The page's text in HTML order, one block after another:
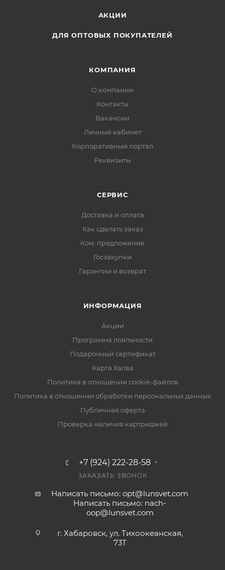
АКЦИИ
ДЛЯ ОПТОВЫХ ПОКУПАТЕЛЕЙ
КОМПАНИЯ
О компании
Контакты
Вакансии
Личный кабинет
Корпоративный портал
Реквизиты
СЕРВИС
Доставка и оплата
Как сделать заказ
Ком. предложение
Госзакупки
Гарантии и возврат
ИНФОРМАЦИЯ
Акции
Программа лояльности
Подарочный сертификат
Карта Халва
Политика в отношении cookie-файлов
Политика в отношении обработки персональных данных
Публичная оферта
Проверка наличия картриджей
+7 (924) 222-28-58
ЗАКАЗАТЬ ЗВОНОК
Написать письмо: opt@lunsvet.com
Написать письмо: nach-
oop@lunsvet.com
г. Хабаровск, ул. Тихоокеанская,
73Т